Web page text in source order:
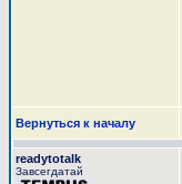
Вернуться к началу
readytotalk
Завсегдатай